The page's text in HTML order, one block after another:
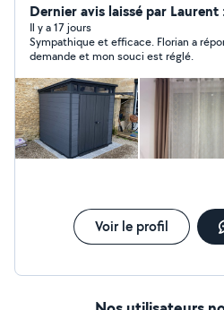
d'étagères, tringles, luminaires Petites réparations et
entretien de la maison Travaux divers selon vos besoins
Entretien des espaces verts Tonte, débroussaillage,
taille de haies Nettoyage extérieur, ramassage de
feuilles Mise en forme de votre jardin Sérieux, ponctuel
et à l'écoute, je m'adapte à vos
rendre service rapidement et
pas à me contacter, je serai ravi
Dernier avis laissé par
Il y a 17 jours
Sympathique et efficace. Florian a
demande et mon souci est réglé.
Voir le profil